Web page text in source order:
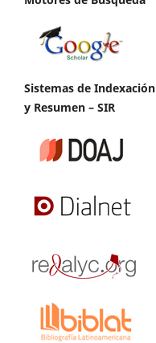
Sistemas de Indexación
y Resumen – SIR